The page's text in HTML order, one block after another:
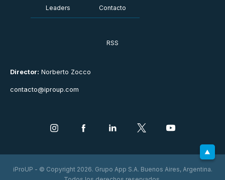
Director: Norberto Zocco
contacto@iproup.com
Leaders Contacto
RSS
iProUP - © Copyright 2026. Grupo App S.A. Buenos Aires, Argentina.